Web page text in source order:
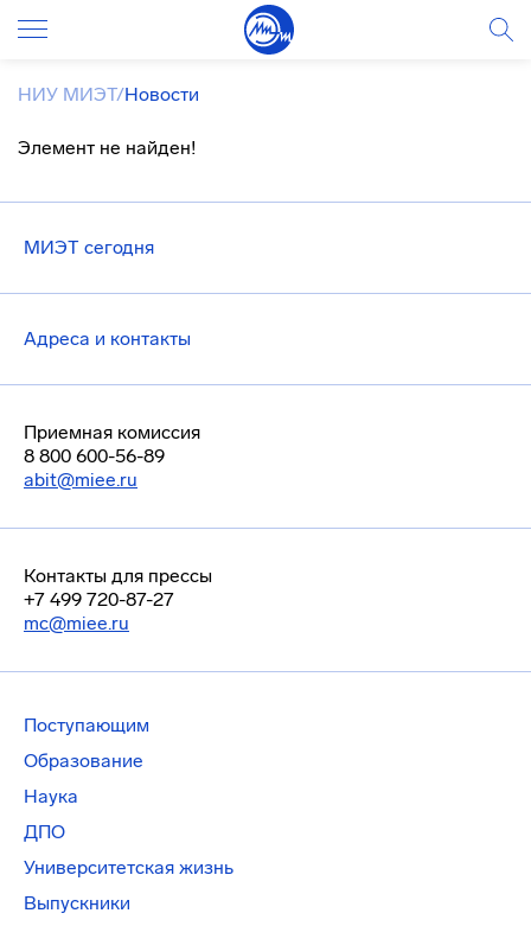
НИУ МИЭТ/Новости
Элемент не найден!
МИЭТ сегодня
Адреса и контакты
Приемная комиссия
8 800 600-56-89
abit@miee.ru
Контакты для прессы
+7 499 720-87-27
mc@miee.ru
Поступающим
Образование
Наука
ДПО
Университетская жизнь
Выпускники